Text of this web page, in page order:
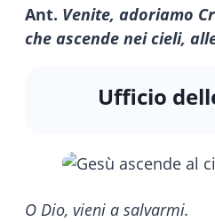
Ant. Venite, adoriamo
che ascende nei cieli,
Ufficio
O Dio, vieni a salvarmi.